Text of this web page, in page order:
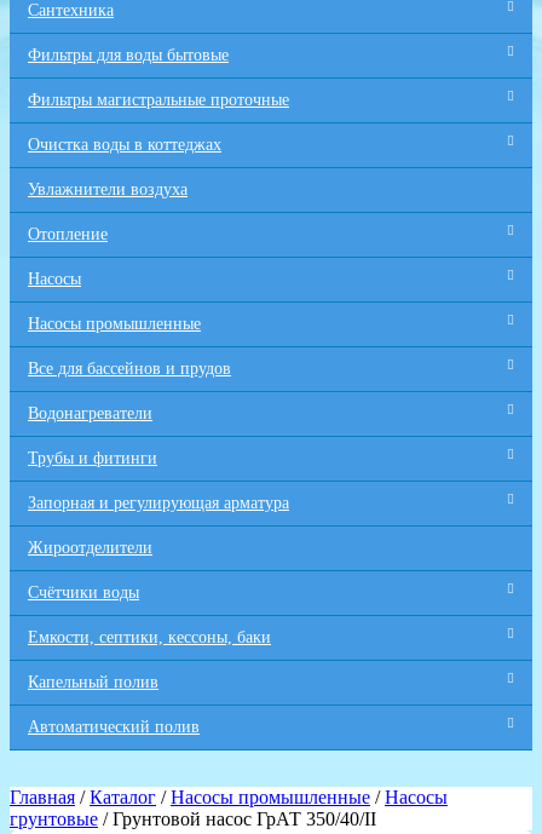
Сантехника
Фильтры для воды бытовые
Фильтры магистральные проточные
Очистка воды в коттеджах
Увлажнители воздуха
Отопление
Насосы
Насосы промышленные
Все для бaссейнов и прудов
Водонагреватели
Трубы и фитинги
Запорная и регулирующая арматура
Жироотделители
Счётчики воды
Емкости, септики, кессоны, баки
Капельный полив
Автоматический полив
Главная /Каталог /Насосы промышленные /Насосы
грунтовые / Грунтовой насос ГрАТ 350/40/II